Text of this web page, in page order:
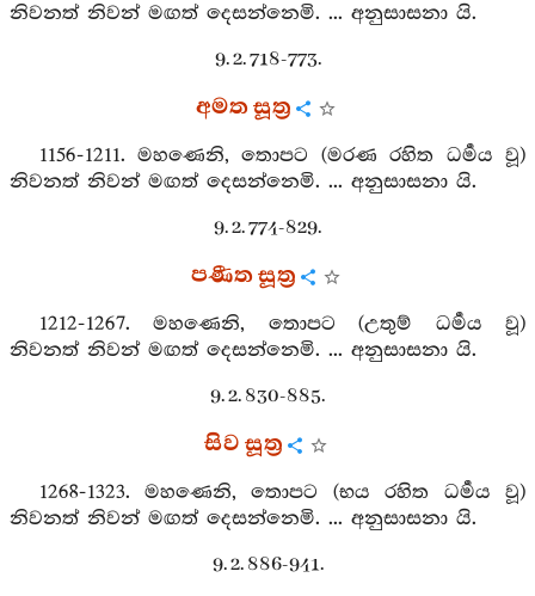
නිවනත් නිවන් මඟත් දෙසන්නෙමි. ... අනුසාසනා යි.
9. 2. 718-773.
අමත සූත්‍ර
1156-1211. මහණෙනි, තොපට (මරණ රහිත ධර්‍මය වූ)
නිවනත් නිවන් මඟත් දෙසන්නෙමි. ... අනුසාසනා යි.
9. 2. 774-829.
පණීත සූත්‍ර
1212-1267. මහණෙනි, තොපට (උතුම් ධර්‍මය වූ)
නිවනත් නිවන් මඟත් දෙසන්නෙමි. ... අනුසාසනා යි.
9. 2. 830-885.
සිව සූත්‍ර
1268-1323. මහණෙනි, තොපට (භය රහිත ධර්‍මය වූ)
නිවනත් නිවන් මඟත් දෙසන්නෙමි. ... අනුසාසනා යි.
9. 2. 886-941.